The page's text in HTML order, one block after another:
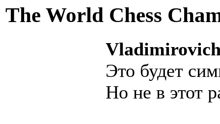
The World Chess
Это будет
Но не в этот